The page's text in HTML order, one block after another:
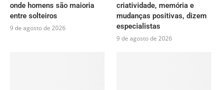
onde homens são maioria
entre solteiros
9 de agosto de 2026
criatividade, memória e
mudanças positivas, dizem
especialistas
9 de agosto de 2026